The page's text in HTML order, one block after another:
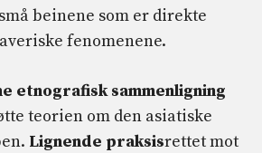
beinene som er direkte
fenomenene.
etnografisk sammenligning
teorien om den asiatiske
Lignende praksisrettet mot